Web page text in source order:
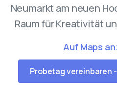
Neumarkt am neuen
Raum für Kreativität
Auf Maps
Probetag vereinbaren